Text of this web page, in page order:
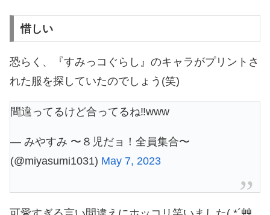
惜しい
恐らく、『すみっコぐらし』のキャラがプリントさ
れた服を探していたのでしょう(笑)
間違ってるけど合ってるね‼️www
— みやすみ 〜８児だョ！全員集合〜
(@miyasumi1031) May 7, 2023